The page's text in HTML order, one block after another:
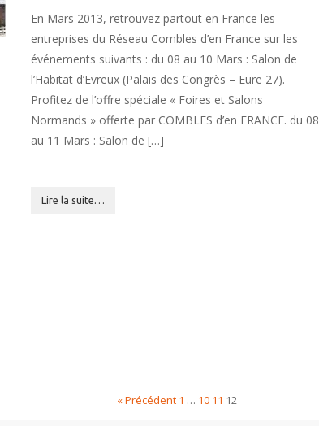
En Mars 2013, retrouvez partout en France les
entreprises du Réseau Combles d’en France sur les
événements suivants : du 08 au 10 Mars : Salon de
l’Habitat d’Evreux (Palais des Congrès – Eure 27).
Profitez de l’offre spéciale « Foires et Salons
Normands » offerte par COMBLES d’en FRANCE. du 08
au 11 Mars : Salon de […]
Lire la suite…
« Précédent 1 … 10 11 12